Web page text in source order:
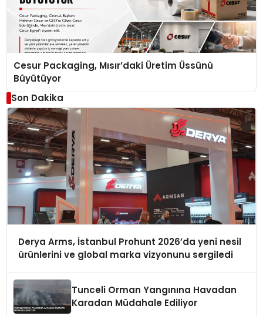
Cesur Packaging, Mısır’daki Üretim Üssünü
Büyütüyor
Son Dakika
Derya Arms, İstanbul Prohunt 2026’da yeni nesil
ürünlerini ve global marka vizyonunu sergiledi
Tunceli Orman Yangınına Havadan
Karadan Müdahale Ediliyor